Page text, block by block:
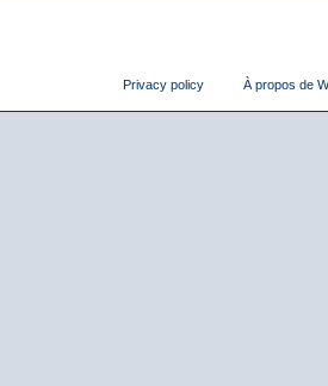
Privacy policy À propos de